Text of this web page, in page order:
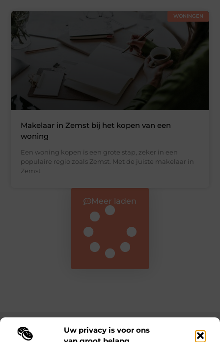
Uw privacy is voor ons
WONINGEN
Makelaar in Zemst bij het kopen van een
woning
Een woning kopen is een grote stap, zeker in een
populaire regio zoals Zemst. Met de juiste makelaar in
Zemst
Meer laden
Main Links